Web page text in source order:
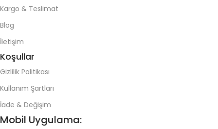
Kargo & Teslimat
Blog
İletişim
Koşullar
Gizlilik Politikası
Kullanım Şartları
İade & Değişim
Mobil Uygulama: